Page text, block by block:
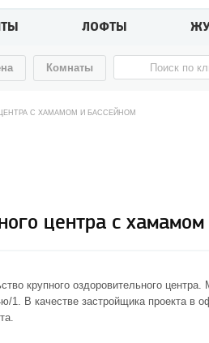
ЛОФТЫ
Комнаты
С ХАМАМОМ И БАССЕЙНОМ
центра с
крупного оздоровительного центра.
1. В качестве застройщика проекта в